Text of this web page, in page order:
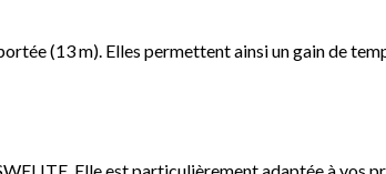
(13 m). Elles permettent ainsi un gain de